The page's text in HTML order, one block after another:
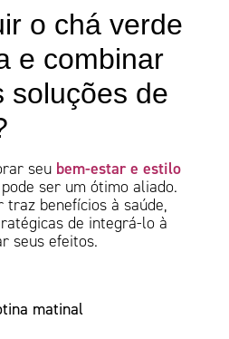
o chá verde
e combinar
soluções de
seu bem-estar e estilo
pode ser um ótimo aliado.
traz benefícios à saúde,
de integrá-lo à
seus efeitos.
matinal